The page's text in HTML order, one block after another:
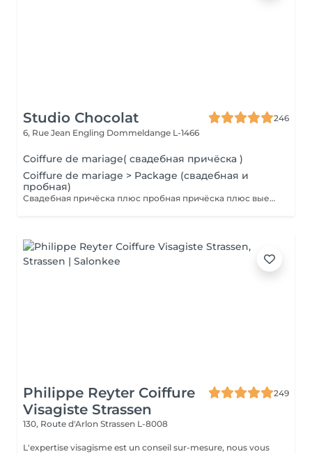
Studio Chocolat
246
6, Rue Jean Engling Dommeldange L-1466
Coiffure de mariage( свадебная причёска )
Coiffure de mariage > Package (свадебная и
пробная)
Свадебная причёска плюс пробная причёска плюс выезд на дом. Паркинг оплачивается отдельно.
Philippe Reyter Coiffure
Visagiste Strassen
249
130, Route d'Arlon Strassen L-8008
L'expertise visagisme est un conseil sur-mesure, nous vous